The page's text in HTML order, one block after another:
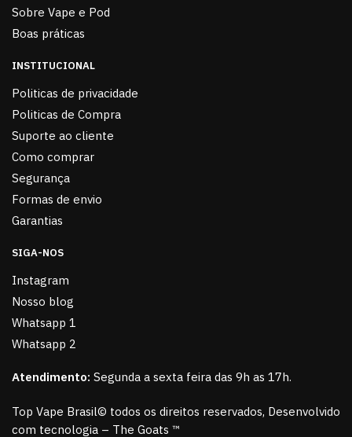
Sobre Vape e Pod
Boas práticas
INSTITUCIONAL
Politicas de privacidade
Politicas de Compra
Suporte ao cliente
Como comprar
Segurança
Formas de envio
Garantias
SIGA-NOS
Instagram
Nosso blog
Whatsapp 1
Whatsapp 2
Atendimento: Segunda a sexta feira das 9h as 17h.
Top Vape Brasil© todos os direitos reservados, Desenvolvido
com tecnologia – The Goats ™